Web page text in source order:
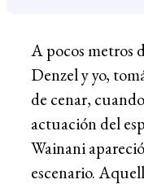
A pocos metros
Denzel y yo,
de cenar,
actuación del
Wainani
escenario.